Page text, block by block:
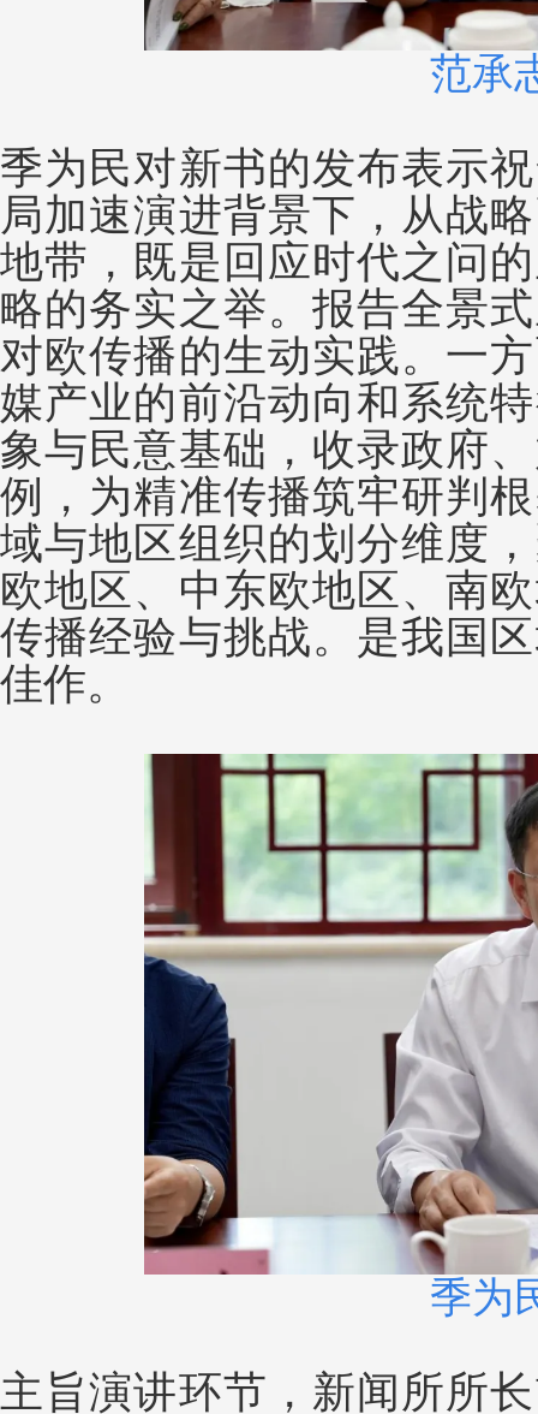
范承
季为民对新书的发布表示
局加速演进背景下，从战
地带，既是回应时代之问
略的务实之举。报告全景
对欧传播的生动实践。一
媒产业的前沿动向和系统
象与民意基础，收录政府
例，为精准传播筑牢研判
域与地区组织的划分维度
欧地区、中东欧地区、南
传播经验与挑战。是我国
佳作。
季为
主旨演讲环节，新闻所所